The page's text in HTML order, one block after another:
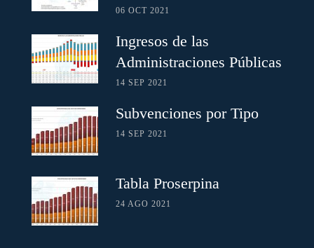
06 OCT 2021
Ingresos de las
Administraciones Públicas
14 SEP 2021
Subvenciones por Tipo
14 SEP 2021
Tabla Proserpina
24 AGO 2021